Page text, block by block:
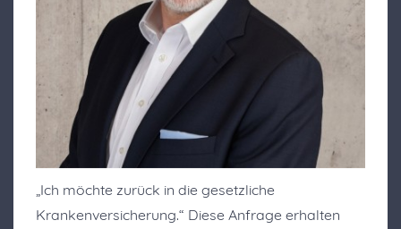
„Ich möchte zurück in die gesetzliche
Krankenversicherung.“ Diese Anfrage erhalten